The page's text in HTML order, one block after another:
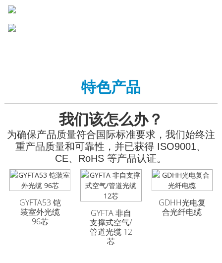
特色产品
我们该怎么办？
为确保产品质量符合国际标准要求，我们始终注
重产品质量和可靠性，并已获得 ISO9001、
CE、RoHS 等产品认证。
GYFTA53 铠
装室外光缆
96芯
GYFTA 非自
支撑式空气/
管道光缆 12
芯
GDHH光电复
合光纤电缆
GYFTA53 铠装室外光
缆 96芯
GYFTA53 铠装室外光
缆 96芯